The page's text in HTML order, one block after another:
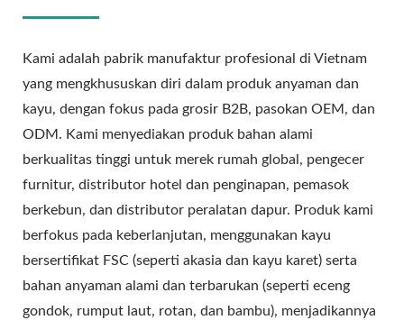
Kami adalah pabrik manufaktur profesional di Vietnam
yang mengkhususkan diri dalam produk anyaman dan
kayu, dengan fokus pada grosir B2B, pasokan OEM, dan
ODM. Kami menyediakan produk bahan alami
berkualitas tinggi untuk merek rumah global, pengecer
furnitur, distributor hotel dan penginapan, pemasok
berkebun, dan distributor peralatan dapur. Produk kami
berfokus pada keberlanjutan, menggunakan kayu
bersertifikat FSC (seperti akasia dan kayu karet) serta
bahan anyaman alami dan terbarukan (seperti eceng
gondok, rumput laut, rotan, dan bambu), menjadikannya